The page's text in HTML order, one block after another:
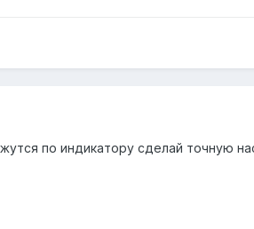
по индикатору сделай точную